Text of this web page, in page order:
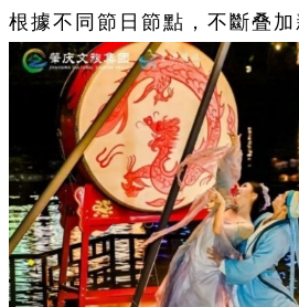
根據不同節日節點，不斷叠加